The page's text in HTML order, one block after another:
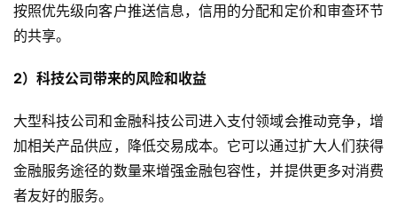
按照优先级向客户推送信息，信用的分配和定价和审查环节
的共享。
2）科技公司带来的风险和收益
大型科技公司和金融科技公司进入支付领域会推动竞争，增
加相关产品供应，降低交易成本。它可以通过扩大人们获得
金融服务途径的数量来增强金融包容性，并提供更多对消费
者友好的服务。